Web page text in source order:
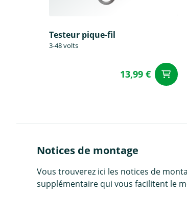
Testeur pique-fil
3-48 volts
13,99 €
Notices de montage
Vous trouverez ici les notices de
supplémentaire qui vous facilitent le